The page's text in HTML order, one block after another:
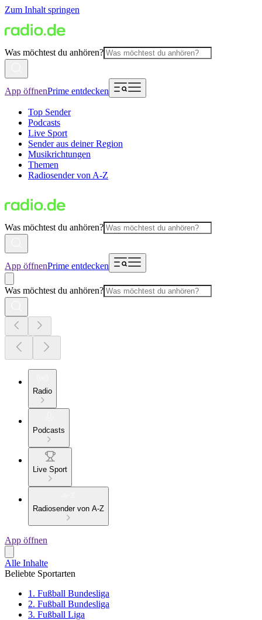
Zum Inhalt springen
Was möchtest du anhören?
App öffnenPrime entdecken
Top Sender
Podcasts
Live Sport
Sender aus deiner Region
Musikrichtungen
Themen
Radiosender von A-Z
Was möchtest du anhören?
App öffnenPrime entdecken
Was möchtest du anhören?
Radio
Podcasts
Live Sport
Radiosender von A-Z
App öffnen
Alle Inhalte
Beliebte Sportarten
1. Fußball Bundesliga
2. Fußball Bundesliga
3. Fußball Liga